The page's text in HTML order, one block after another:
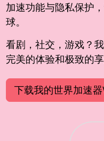
加速功能与隐私保护
球。
看剧，社交，游戏？
完美的体验和极致的享
下载我的世界加速